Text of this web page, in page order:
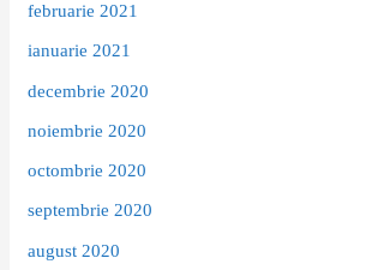
februarie 2021
ianuarie 2021
decembrie 2020
noiembrie 2020
octombrie 2020
septembrie 2020
august 2020